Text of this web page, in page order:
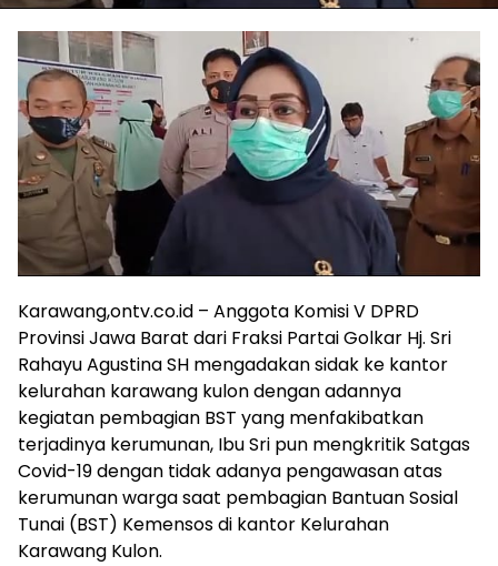
Karawang,ontv.co.id – Anggota Komisi V DPRD
Provinsi Jawa Barat dari Fraksi Partai Golkar Hj. Sri
Rahayu Agustina SH mengadakan sidak ke kantor
kelurahan karawang kulon dengan adannya
kegiatan pembagian BST yang menfakibatkan
terjadinya kerumunan, Ibu Sri pun mengkritik Satgas
Covid-19 dengan tidak adanya pengawasan atas
kerumunan warga saat pembagian Bantuan Sosial
Tunai (BST) Kemensos di kantor Kelurahan
Karawang Kulon.